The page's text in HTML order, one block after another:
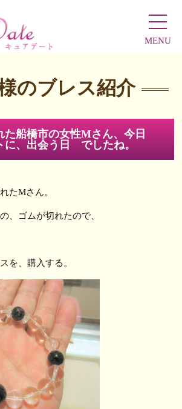
MENU
のブレス紹介
た船橋市の女性Mさん、今日
に、出会う日 でしたね。
たMさん。
、ゴムが切れたので、
を、購入する。